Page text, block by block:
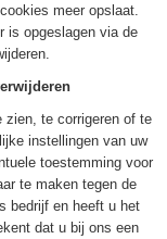
meer opslaat.
is opgeslagen via de
zien, te corrigeren of te
instellingen van uw
toestemming voor
te maken tegen de
bedrijf en heeft u het
dat u bij ons een